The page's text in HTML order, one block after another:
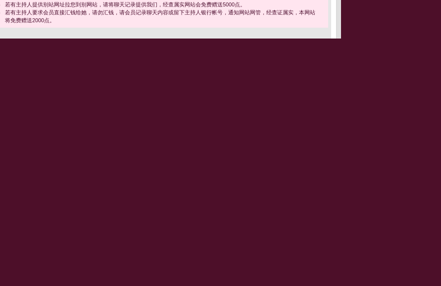
若有主持人提供别站网址拉您到别网站，请将聊天记录提供我们，经查属实网站会免费赠送5000点。
若有主持人要求会员直接汇钱给她，请勿汇钱，请会员记录聊天内容或留下主持人银行帐号，通知网站网管，经查证属实，本网站
将免费赠送2000点。